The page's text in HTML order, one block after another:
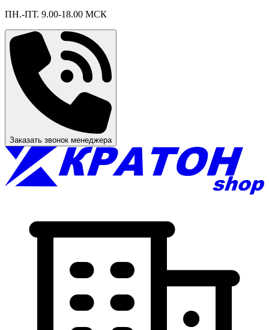
ПН.-ПТ. 9.00-18.00 МСК
Заказать звонок менеджера